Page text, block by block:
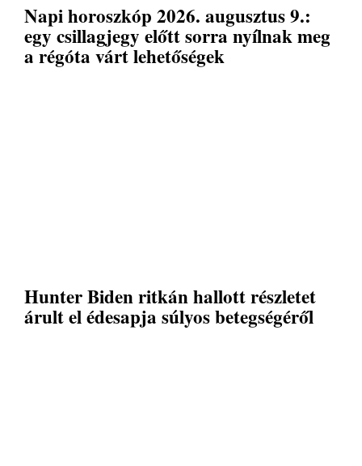
Napi horoszkóp 2026. augusztus 9.:
egy csillagjegy előtt sorra nyílnak meg
a régóta várt lehetőségek
Hunter Biden ritkán hallott részletet
árult el édesapja súlyos betegségéről